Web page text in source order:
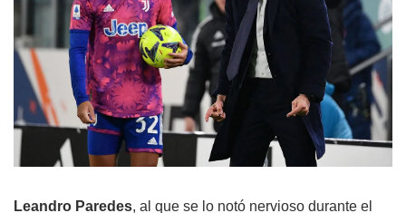
Leandro Paredes, al que se lo notó nervioso durante el